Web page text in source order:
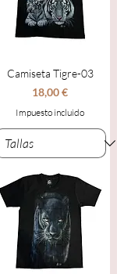
Camiseta Tigre-03
Precio
18,00 €
Impuesto incluido